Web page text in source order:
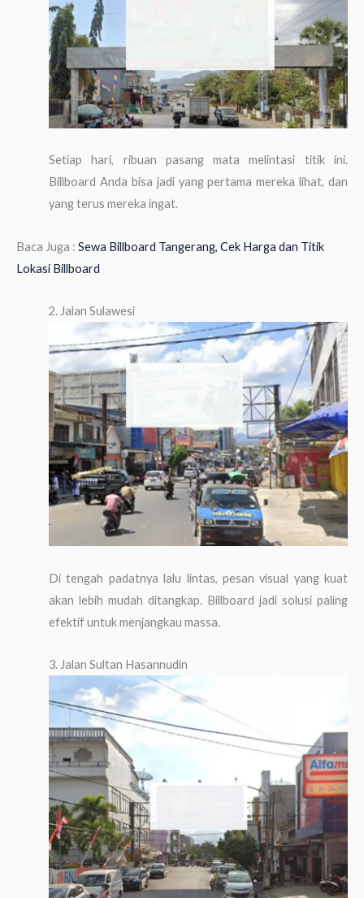
Setiap hari, ribuan pasang mata melintasi titik ini.
Billboard Anda bisa jadi yang pertama mereka lihat, dan
yang terus mereka ingat.
Baca Juga : Sewa Billboard Tangerang, Cek Harga dan Titik
Lokasi Billboard
2. Jalan Sulawesi
Di tengah padatnya lalu lintas, pesan visual yang kuat
akan lebih mudah ditangkap. Billboard jadi solusi paling
efektif untuk menjangkau massa.
3. Jalan Sultan Hasannudin